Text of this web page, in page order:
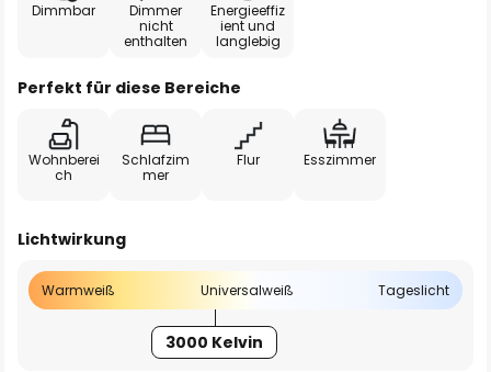
Dimmbar
Dimmer
nicht
enthalten
Energieeffiz
ient und
langlebig
Perfekt für diese Bereiche
Wohnberei
ch
Schlafzim
mer
Flur Esszimmer
Lichtwirkung
Warmweiß Universalweiß Tageslicht
3000 Kelvin